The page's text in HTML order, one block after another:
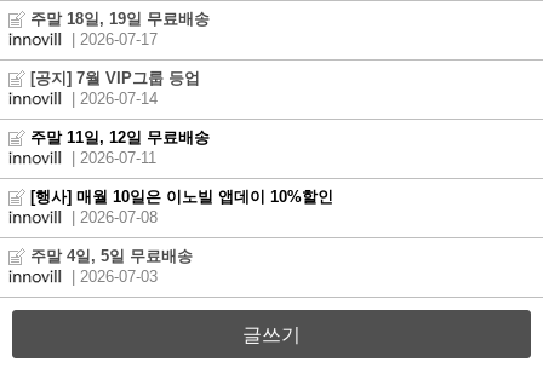
주말 18일, 19일 무료배송
| 2026-07-17
[공지] 7월 VIP그룹 등업
| 2026-07-14
주말 11일, 12일 무료배송
| 2026-07-11
[행사] 매월 10일은 이노빌 앱데이 10%할인
| 2026-07-08
주말 4일, 5일 무료배송
| 2026-07-03
글쓰기